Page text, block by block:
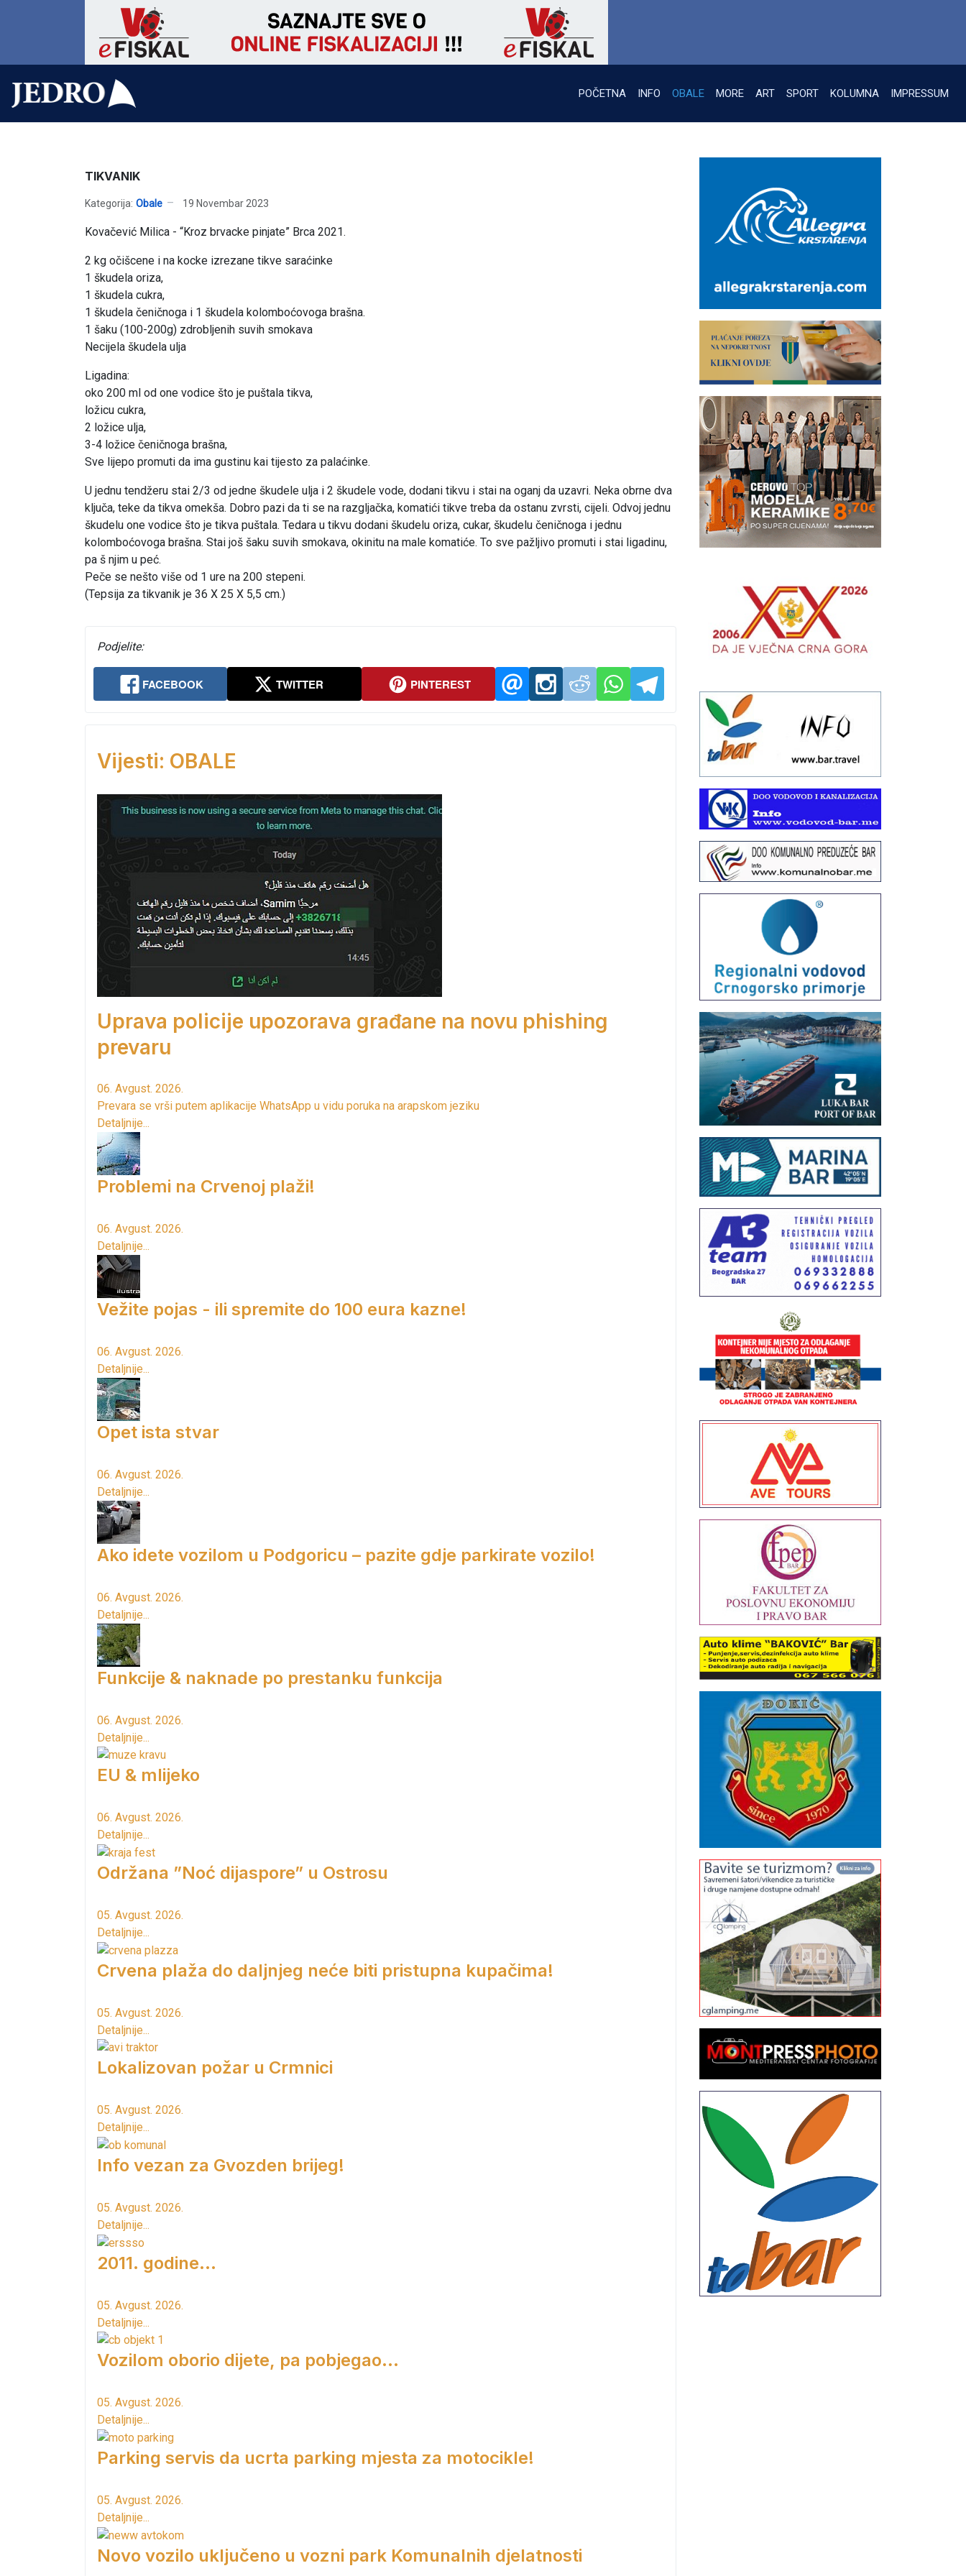
POČETNA INFO OBALE MORE ART SPORT KOLUMNA IMPRESSUM
TIKVANIK
Kategorija: Obale 19 Novembar 2023
Kovačević Milica - “Kroz brvacke pinjate” Brca 2021.
2 kg očišcene i na kocke izrezane tikve saraćinke
1 škudela oriza,
1 škudela cukra,
1 škudela čeničnoga i 1 škudela kolomboćovoga brašna.
1 šaku (100-200g) zdrobljenih suvih smokava
Necijela škudela ulja
Ligadina:
oko 200 ml od one vodice što je puštala tikva,
ložicu cukra,
2 ložice ulja,
3-4 ložice čeničnoga brašna,
Sve lijepo promuti da ima gustinu kai tijesto za palaćinke.
U jednu tendžeru stai 2/3 od jedne škudele ulja i 2 škudele vode, dodani tikvu i stai na oganj da uzavri. Neka obrne dva
ključa, teke da tikva omekša. Dobro pazi da ti se na razgljačka, komatići tikve treba da ostanu zvrsti, cijeli. Odvoj jednu
škudelu one vodice što je tikva puštala. Tedara u tikvu dodani škudelu oriza, cukar, škudelu čeničnoga i jednu
kolomboćovoga brašna. Stai još šaku suvih smokava, okinitu na male komatiće. To sve pažljivo promuti i stai ligadinu,
pa š njim u peć.
Peče se nešto više od 1 ure na 200 stepeni.
(Tepsija za tikvanik je 36 X 25 X 5,5 cm.)
Podjelite:
FACEBOOK TWITTER PINTEREST
Vijesti: OBALE
Uprava policije upozorava građane na novu phishing
prevaru
06. Avgust. 2026.
Prevara se vrši putem aplikacije WhatsApp u vidu poruka na arapskom jeziku
Detaljnije...
Problemi na Crvenoj plaži!
06. Avgust. 2026.
Detaljnije...
Vežite pojas - ili spremite do 100 eura kazne!
06. Avgust. 2026.
Detaljnije...
Opet ista stvar
06. Avgust. 2026.
Detaljnije...
Ako idete vozilom u Podgoricu – pazite gdje parkirate vozilo!
06. Avgust. 2026.
Detaljnije...
Funkcije & naknade po prestanku funkcija
06. Avgust. 2026.
Detaljnije...
EU & mlijeko
06. Avgust. 2026.
Detaljnije...
Održana ”Noć dijaspore” u Ostrosu
05. Avgust. 2026.
Detaljnije...
Crvena plaža do daljnjeg neće biti pristupna kupačima!
05. Avgust. 2026.
Detaljnije...
Lokalizovan požar u Crmnici
05. Avgust. 2026.
Detaljnije...
Info vezan za Gvozden brijeg!
05. Avgust. 2026.
Detaljnije...
2011. godine...
05. Avgust. 2026.
Detaljnije...
Vozilom oborio dijete, pa pobjegao...
05. Avgust. 2026.
Detaljnije...
Parking servis da ucrta parking mjesta za motocikle!
05. Avgust. 2026.
Detaljnije...
Novo vozilo uključeno u vozni park Komunalnih djelatnosti